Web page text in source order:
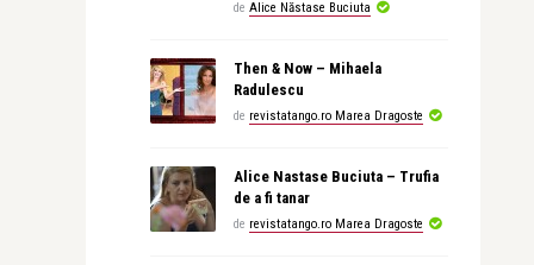
de Alice Năstase Buciuta
Then & Now – Mihaela
Radulescu
de revistatango.ro Marea Dragoste
Alice Nastase Buciuta – Trufia
de a fi tanar
de revistatango.ro Marea Dragoste